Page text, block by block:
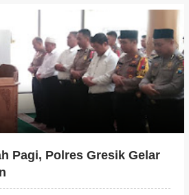
Pagi, Polres Gresik Gelar